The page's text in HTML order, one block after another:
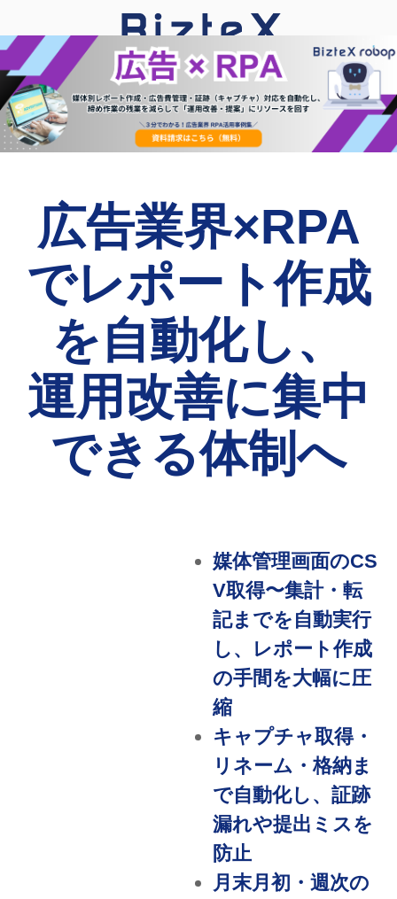
広告業界×RPA
でレポート作成
を自動化し、
運用改善に集中
できる体制へ
媒体管理画面のCS
V取得〜集計・転
記までを自動実行
し、レポート作成
の手間を大幅に圧
縮
キャプチャ取得・
リネーム・格納ま
で自動化し、証跡
漏れや提出ミスを
防止
月末月初・週次の